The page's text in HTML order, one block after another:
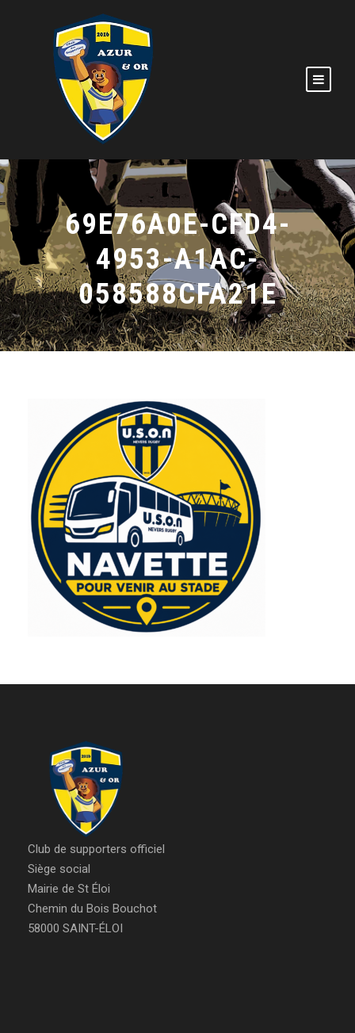
69E76A0E-CFD4-
4953-A1AC-
058588CFA21E
Club de supporters officiel
Siège social
Mairie de St Éloi
Chemin du Bois Bouchot
58000 SAINT-ÉLOI